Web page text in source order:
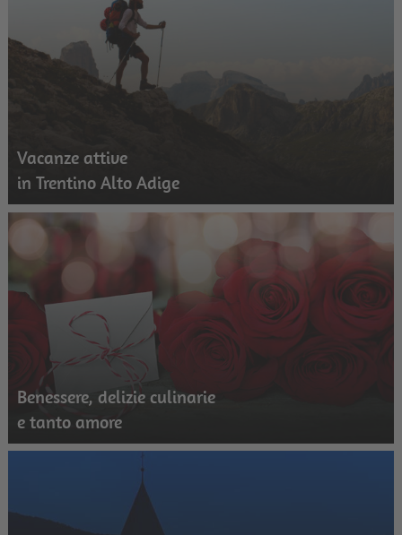
Vacanze attive
in Trentino Alto Adige
Benessere, delizie culinarie
e tanto amore